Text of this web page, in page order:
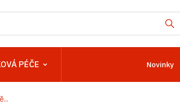
PÉČE Novinky